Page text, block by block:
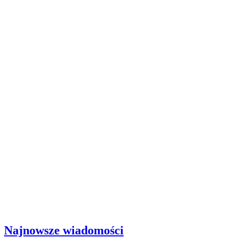
Najnowsze wiadomości